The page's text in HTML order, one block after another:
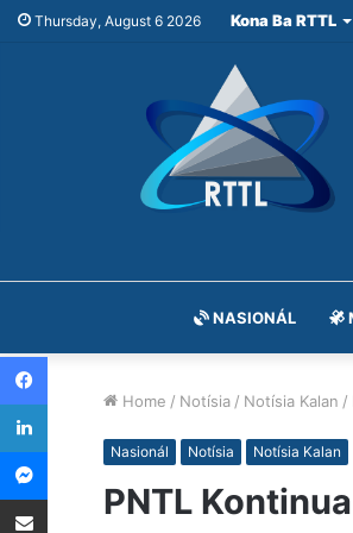
Thursday, August 6 2026 Kona Ba RTTL
NASIONÁL
Home / Notísia / Notísia Kalan /
Nasionál Notísia Notísia Kalan
PNTL
Facebook
LinkedIn
Messenger